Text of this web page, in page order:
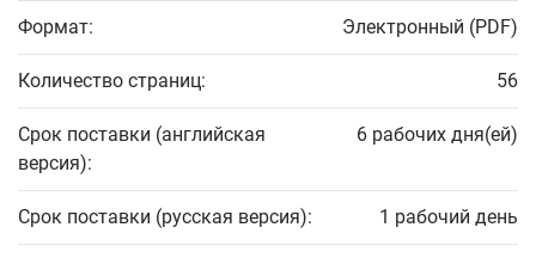
Формат: Электронный (PDF)
Количество страниц: 56
Срок поставки (английская
версия):
6 рабочих дня(ей)
Срок поставки (русская версия): 1 рабочий день